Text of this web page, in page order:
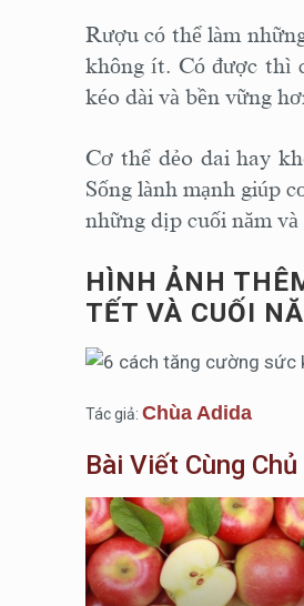
Rượu có thể làm
không ít. Có được thì
kéo dài và bền vững
Cơ thể dẻo dai hay
Sống lành mạnh giúp
những dịp cuối năm và
HÌNH ẢNH
TẾT VÀ CUỐI
Tác giả: Chùa Adida
Bài Viết Cùng